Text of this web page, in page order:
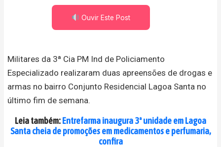
Ouvir Este Post
Militares da 3ª Cia PM Ind de Policiamento
Especializado realizaram duas apreensões de drogas e
armas no bairro Conjunto Residencial Lagoa Santa no
último fim de semana.
Leia também:Entrefarma inaugura 3ª unidade em Lagoa
Santa cheia de promoções em medicamentos e perfumaria,
confira